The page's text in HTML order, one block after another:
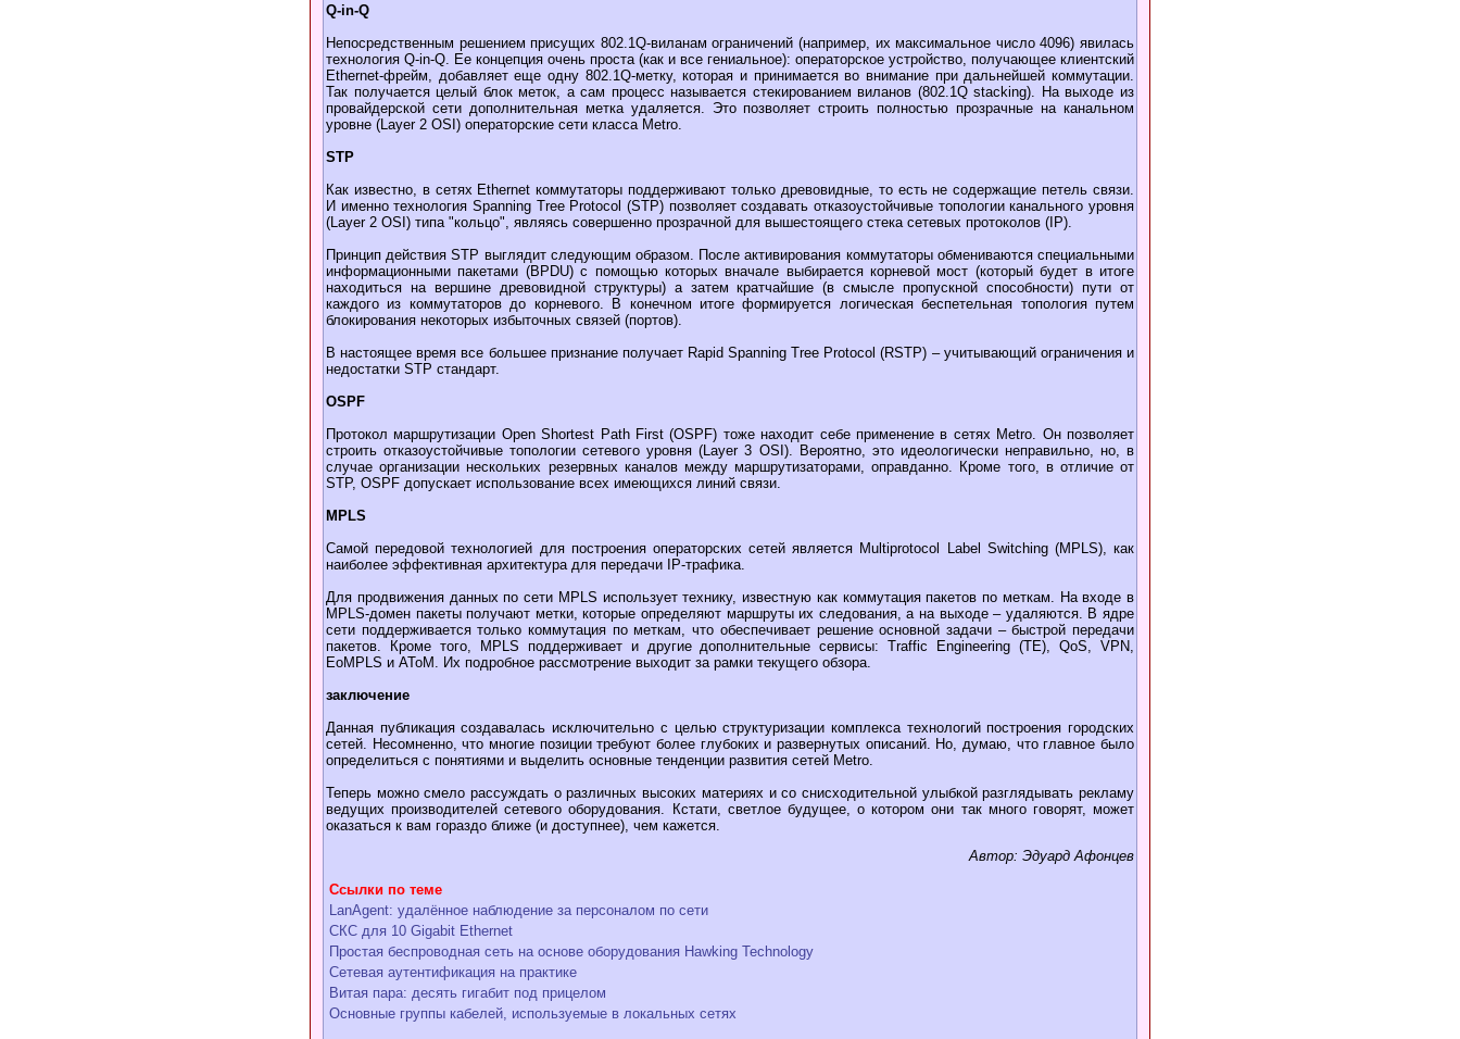
Q-in-Q
Непосредственным решением присущих 802.1Q-виланам ограничений (например, их максимальное число 4096) явилась
технология Q-in-Q. Ее концепция очень проста (как и все гениальное): операторское устройство, получающее клиентский
Ethernet-фрейм, добавляет еще одну 802.1Q-метку, которая и принимается во внимание при дальнейшей коммутации.
Так получается целый блок меток, а сам процесс называется стекированием виланов (802.1Q stacking). На выходе из
провайдерской сети дополнительная метка удаляется. Это позволяет строить полностью прозрачные на канальном
уровне (Layer 2 OSI) операторские сети класса Metro.
STP
Как известно, в сетях Ethernet коммутаторы поддерживают только древовидные, то есть не содержащие петель связи.
И именно технология Spanning Tree Protocol (STP) позволяет создавать отказоустойчивые топологии канального уровня
(Layer 2 OSI) типа "кольцо", являясь совершенно прозрачной для вышестоящего стека сетевых протоколов (IP).
Принцип действия STP выглядит следующим образом. После активирования коммутаторы обмениваются специальными
информационными пакетами (BPDU) с помощью которых вначале выбирается корневой мост (который будет в итоге
находиться на вершине древовидной структуры) а затем кратчайшие (в смысле пропускной способности) пути от
каждого из коммутаторов до корневого. В конечном итоге формируется логическая беспетельная топология путем
блокирования некоторых избыточных связей (портов).
В настоящее время все большее признание получает Rapid Spanning Tree Protocol (RSTP) – учитывающий ограничения и
недостатки STP стандарт.
OSPF
Протокол маршрутизации Open Shortest Path First (OSPF) тоже находит себе применение в сетях Metro. Он позволяет
строить отказоустойчивые топологии сетевого уровня (Layer 3 OSI). Вероятно, это идеологически неправильно, но, в
случае организации нескольких резервных каналов между маршрутизаторами, оправданно. Кроме того, в отличие от
STP, OSPF допускает использование всех имеющихся линий связи.
MPLS
Самой передовой технологией для построения операторских сетей является Multiprotocol Label Switching (MPLS), как
наиболее эффективная архитектура для передачи IP-трафика.
Для продвижения данных по сети MPLS использует технику, известную как коммутация пакетов по меткам. На входе в
MPLS-домен пакеты получают метки, которые определяют маршруты их следования, а на выходе – удаляются. В ядре
сети поддерживается только коммутация по меткам, что обеспечивает решение основной задачи – быстрой передачи
пакетов. Кроме того, MPLS поддерживает и другие дополнительные сервисы: Traffic Engineering (TE), QoS, VPN,
EoMPLS и AToM. Их подробное рассмотрение выходит за рамки текущего обзора.
заключение
Данная публикация создавалась исключительно с целью структуризации комплекса технологий построения городских
сетей. Несомненно, что многие позиции требуют более глубоких и развернутых описаний. Но, думаю, что главное было
определиться с понятиями и выделить основные тенденции развития сетей Metro.
Теперь можно смело рассуждать о различных высоких материях и со снисходительной улыбкой разглядывать рекламу
ведущих производителей сетевого оборудования. Кстати, светлое будущее, о котором они так много говорят, может
оказаться к вам гораздо ближе (и доступнее), чем кажется.
Автор: Эдуард Афонцев
Ссылки по теме
LanAgent: удалённое наблюдение за персоналом по сети
СКС для 10 Gigabit Ethernet
Простая беспроводная сеть на основе оборудования Hawking Technology
Сетевая аутентификация на практике
Витая пара: десять гигабит под прицелом
Основные группы кабелей, используемые в локальных сетях